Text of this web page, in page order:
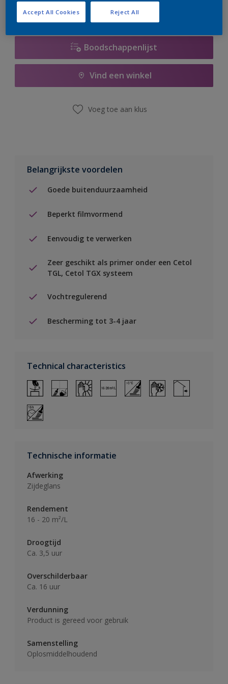
Boodschappenlijst
Vind een winkel
Voeg toe aan klus
Belangrijkste voordelen
Goede buitenduurzaamheid
Beperkt filmvormend
Eenvoudig te verwerken
Zeer geschikt als primer onder een Cetol
TGL, Cetol TGX systeem
Vochtregulerend
Bescherming tot 3-4 jaar
Technical characteristics
Technische informatie
Afwerking
Zijdeglans
Rendement
16 - 20 m²/L
Droogtijd
Ca. 3,5 uur
Overschilderbaar
Ca. 16 uur
Verdunning
Product is gereed voor gebruik
Samenstelling
Oplosmiddelhoudend
Reject All
Accept All Cookies